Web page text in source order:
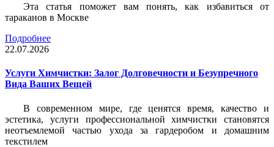
Эта статья поможет вам понять, как избавиться от
тараканов в Москве
Подробнее
22.07.2026
Услуги Химчистки: Залог Долговечности и Безупречного
Вида Ваших Вещей
В современном мире, где ценятся время, качество и
эстетика, услуги профессиональной химчистки становятся
неотъемлемой частью ухода за гардеробом и домашним
текстилем